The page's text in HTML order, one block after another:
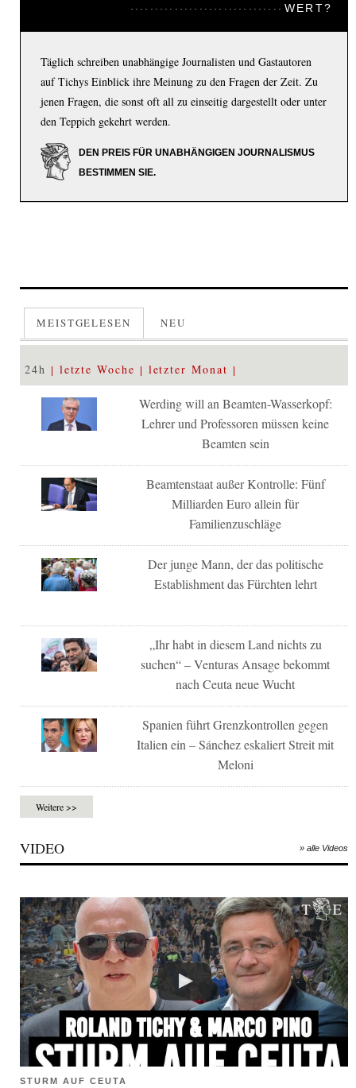
WERT?
Täglich schreiben unabhängige Journalisten und Gastautoren
auf Tichys Einblick ihre Meinung zu den Fragen der Zeit. Zu
jenen Fragen, die sonst oft all zu einseitig dargestellt oder unter
den Teppich gekehrt werden.
DEN PREIS FÜR UNABHÄNGIGEN JOURNALISMUS
BESTIMMEN SIE.
MEISTGELESEN NEU
24h letzte Woche letzter Monat
Werding will an Beamten-Wasserkopf:
Lehrer und Professoren müssen keine
Beamten sein
Beamtenstaat außer Kontrolle: Fünf
Milliarden Euro allein für
Familienzuschläge
Der junge Mann, der das politische
Establishment das Fürchten lehrt
„Ihr habt in diesem Land nichts zu
suchen“ – Venturas Ansage bekommt
nach Ceuta neue Wucht
Spanien führt Grenzkontrollen gegen
Italien ein – Sánchez eskaliert Streit mit
Meloni
Weitere >>
VIDEO » alle Videos
STURM AUF CEUTA